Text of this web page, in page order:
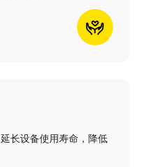
长设备使用寿命，降低